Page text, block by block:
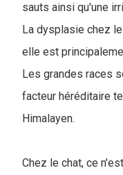
sauts ainsi qu'une
La dysplasie chez
elle est
Les grandes races
facteur héréditaire
Himalayen.
Chez le chat, ce